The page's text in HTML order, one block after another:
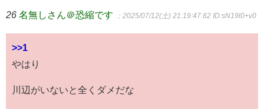
26 名無しさん＠恐縮です ：2025/07/12(土) 21:19:47.62 ID:sN19l0+v0
>>1
やはり
川辺がいないと全くダメだな